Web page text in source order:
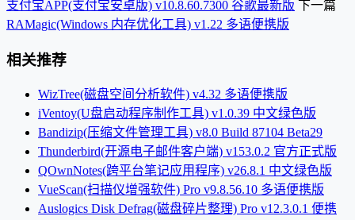
支付宝APP(支付宝安卓版) v10.8.60.7300 谷歌最新版 下一篇
RAMagic(Windows 内存优化工具) v1.22 多语便携版
相关推荐
WizTree(磁盘空间分析软件) v4.32 多语便携版
iVentoy(U盘启动程序制作工具) v1.0.39 中文绿色版
Bandizip(压缩文件管理工具) v8.0 Build 87104 Beta29
Thunderbird(开源电子邮件客户端) v153.0.2 官方正式版
QOwnNotes(跨平台笔记应用程序) v26.8.1 中文绿色版
VueScan(扫描仪增强软件) Pro v9.8.56.10 多语便携版
Auslogics Disk Defrag(磁盘碎片整理) Pro v12.3.0.1 便携